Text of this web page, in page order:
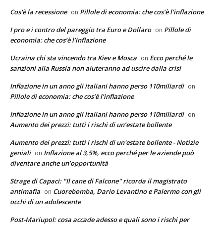
Cos'è la recessione on Pillole di economia: che cos’è l’inflazione
I pro e i contro del pareggio tra Euro e Dollaro on Pillole di
economia: che cos’è l’inflazione
Ucraina chi sta vincendo tra Kiev e Mosca on Ecco perché le
sanzioni alla Russia non aiuteranno ad uscire dalla crisi
Inflazione in un anno gli italiani hanno perso 110miliardi on
Pillole di economia: che cos’è l’inflazione
Inflazione in un anno gli italiani hanno perso 110miliardi on
Aumento dei prezzi: tutti i rischi di un’estate bollente
Aumento dei prezzi: tutti i rischi di un'estate bollente - Notizie
geniali on Inflazione al 3,5%, ecco perché per le aziende può
diventare anche un’opportunità
Strage di Capaci: "Il cane di Falcone" ricorda il magistrato
antimafia on Cuorebomba, Dario Levantino e Palermo con gli
occhi di un adolescente
Post-Mariupol: cosa accade adesso e quali sono i rischi per